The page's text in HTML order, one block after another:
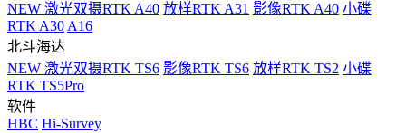
NEW 激光双摄RTK A40 放样RTK A31 影像RTK A40 小碟
RTK A30 A16
北斗海达
NEW 激光双摄RTK TS6 影像RTK TS6 放样RTK TS2 小碟
RTK TS5Pro
软件
HBC Hi-Survey